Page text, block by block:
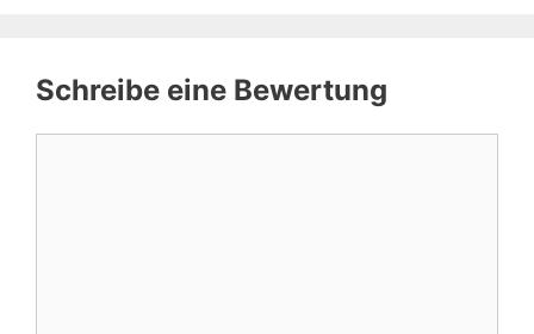
Schreibe eine Bewertung